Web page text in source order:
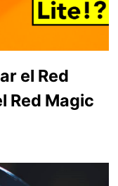
el Red
Red Magic